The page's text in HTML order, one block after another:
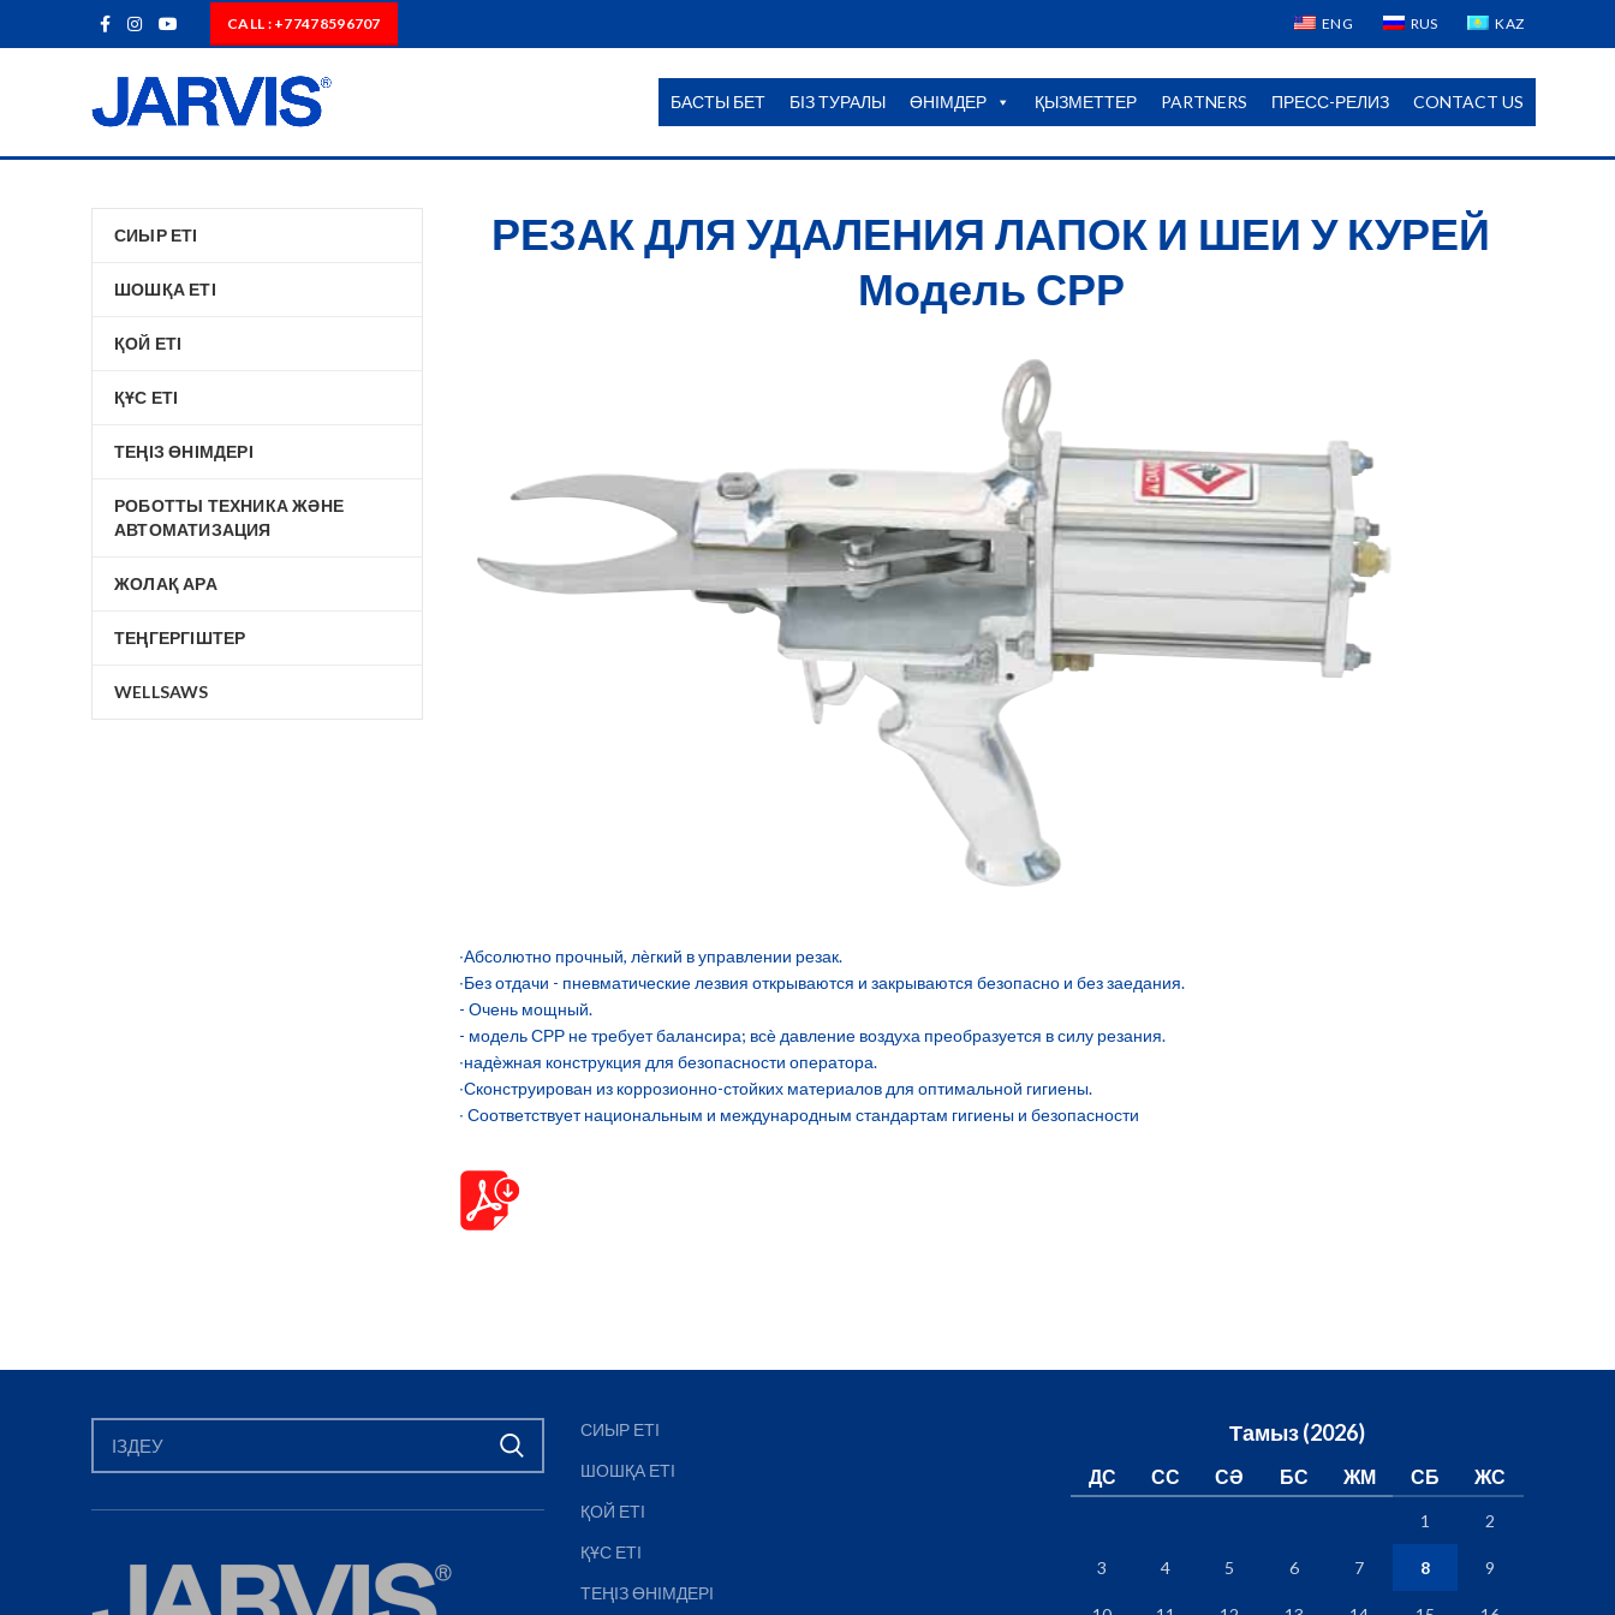
CALL : +77478596707 ENG RUS KAZ
БАСТЫ БЕТ БІЗ ТУРАЛЫ ӨНІМДЕР ҚЫЗМЕТТЕР PARTNERS ПРЕСС-РЕЛИЗ CONTACT US
РЕЗАК ДЛЯ УДАЛЕНИЯ ЛАПОК И ШЕИ У КУРЕЙ
Модель СРР
∙Абсолютно прочный, лѐгкий в управлении резак.
∙Без отдачи - пневматические лезвия открываются и закрываются безопасно и без заедания.
- Очень мощный.
- модель СРР не требует балансира; всѐ давление воздуха преобразуется в силу резания.
∙надѐжная конструкция для безопасности оператора.
∙Сконструирован из коррозионно-стойких материалов для оптимальной гигиены.
∙ Соответствует национальным и международным стандартам гигиены и безопасности
СИЫР ЕТІ
ШОШҚА ЕТІ
ҚОЙ ЕТІ
ҚҰС ЕТІ
ТЕҢІЗ ӨНІМДЕРІ
РОБОТТЫ ТЕХНИКА ЖӘНЕ
АВТОМАТИЗАЦИЯ
ЖОЛАҚ АРА
ТЕҢГЕРГІШТЕР
WELLSAWS
СИЫР ЕТІ
ШОШҚА ЕТІ
ҚОЙ ЕТІ
ҚҰС ЕТІ
ТЕҢІЗ ӨНІМДЕРІ
Тамыз (2026)
ДС СС СӘ БС ЖМ СБ ЖС
1 2
3 4 5 6 7 8 9